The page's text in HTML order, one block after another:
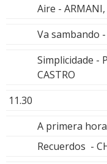
Aire -
Va sambando -
Simplicidade -
CASTRO
11.30
A primera hora
Recuerdos -